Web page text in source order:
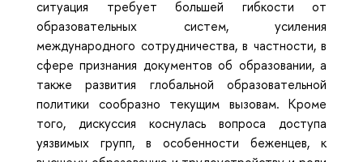
ситуация требует большей гибкости от
образовательных систем, усиления
международного сотрудничества, в частности, в
сфере признания документов об образовании, а
также развития глобальной образовательной
политики сообразно текущим вызовам. Кроме
того, дискуссия коснулась вопроса доступа
уязвимых групп, в особенности беженцев, к